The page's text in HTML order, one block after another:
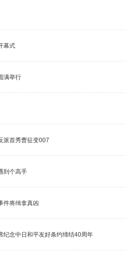
幕式
满举行
派首秀曹征变007
到个高手
件将缉拿真凶
纪念中日和平友好条约缔结40周年